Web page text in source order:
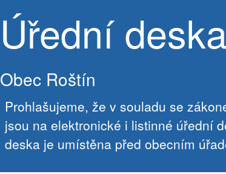
Úřední deska
Obec Roštín
Prohlašujeme, že v souladu se
jsou na elektronické i listinné úřední
deska je umístěna před obecním